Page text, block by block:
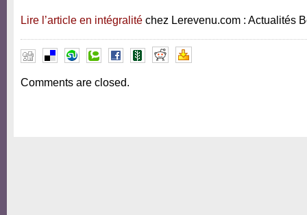
Lire l’article en intégralité chez Lerevenu.com : Actualités
Comments are closed.